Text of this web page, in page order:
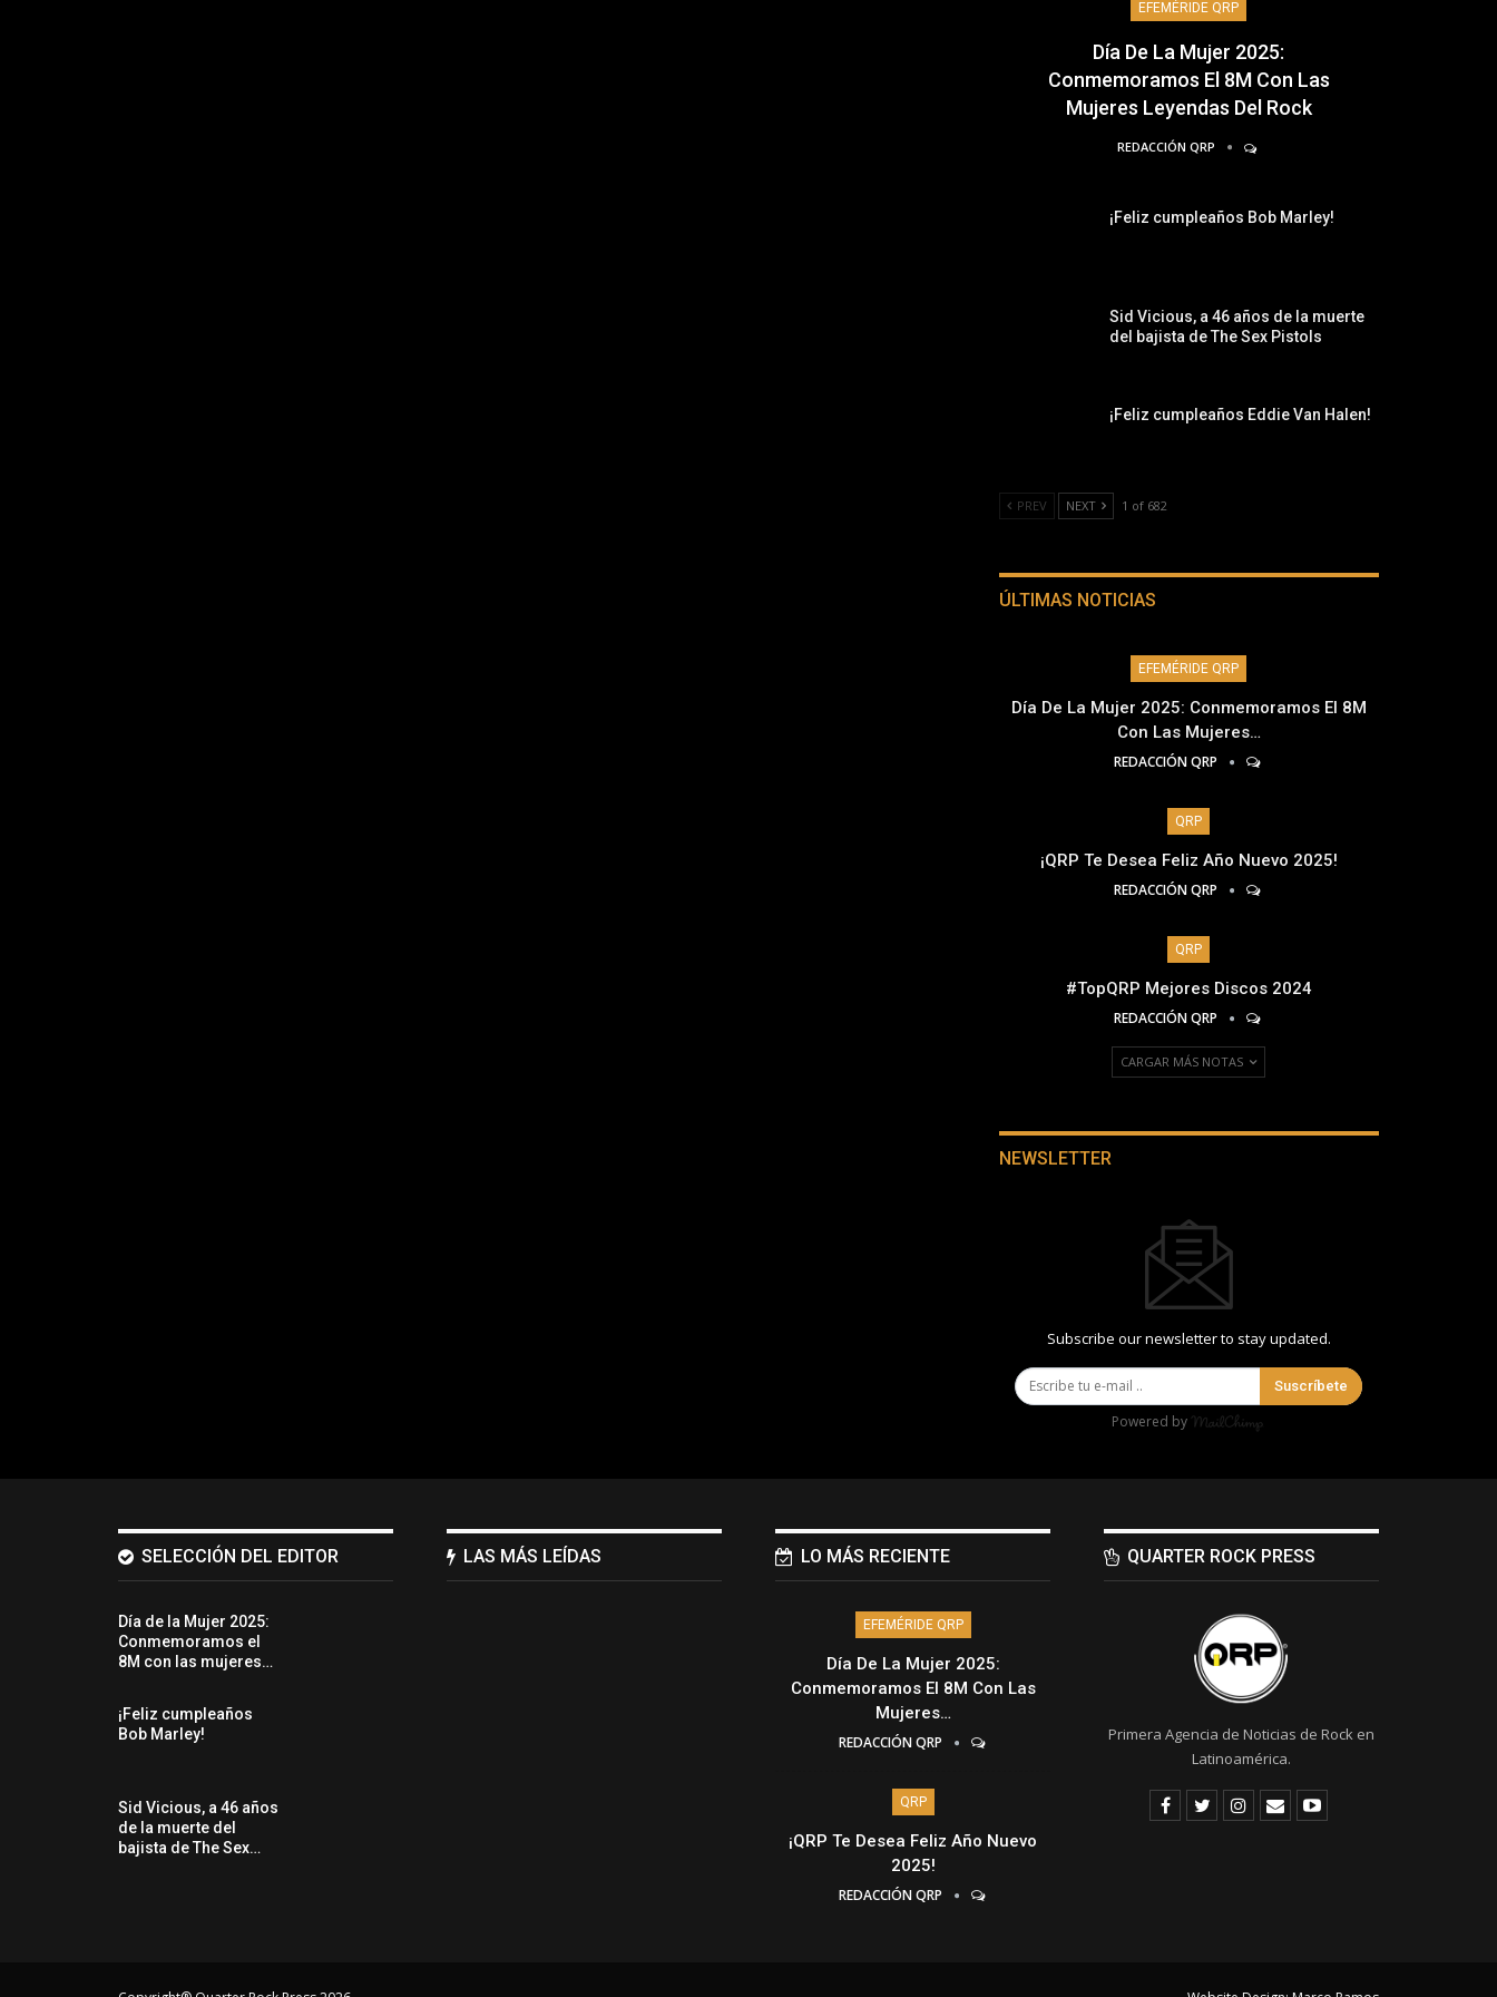
EFEMÉRIDE QRP
Día De La Mujer 2025:
Conmemoramos El 8M Con Las
Mujeres Leyendas Del Rock
REDACCIÓN QRP
¡Feliz cumpleaños Bob Marley!
Sid Vicious, a 46 años de la muerte
del bajista de The Sex Pistols
¡Feliz cumpleaños Eddie Van Halen!
PREV NEXT 1 of 682
ÚLTIMAS NOTICIAS
EFEMÉRIDE QRP
Día De La Mujer 2025: Conmemoramos El 8M
Con Las Mujeres…
REDACCIÓN QRP
QRP
¡QRP Te Desea Feliz Año Nuevo 2025!
REDACCIÓN QRP
QRP
#TopQRP Mejores Discos 2024
REDACCIÓN QRP
CARGAR MÁS NOTAS
NEWSLETTER
Subscribe our newsletter to stay updated.
Suscríbete
Powered by
SELECCIÓN DEL EDITOR
Día de la Mujer 2025:
Conmemoramos el
8M con las mujeres…
¡Feliz cumpleaños
Bob Marley!
Sid Vicious, a 46 años
de la muerte del
bajista de The Sex…
LAS MÁS LEÍDAS LO MÁS RECIENTE
EFEMÉRIDE QRP
Día De La Mujer 2025:
Conmemoramos El 8M Con Las
Mujeres…
REDACCIÓN QRP
QRP
¡QRP Te Desea Feliz Año Nuevo
2025!
REDACCIÓN QRP
QUARTER ROCK PRESS
Primera Agencia de Noticias de Rock en
Latinoamérica.